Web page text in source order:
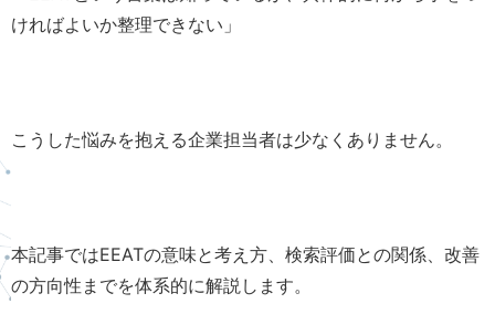
ければよいか整理できない」
こうした悩みを抱える企業担当者は少なくありません。
本記事ではEEATの意味と考え方、検索評価との関係、改善
の方向性までを体系的に解説します。